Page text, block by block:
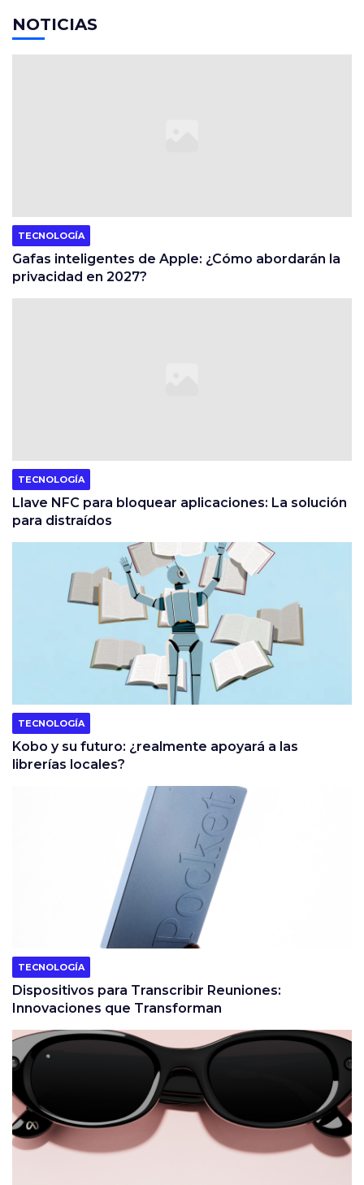
NOTICIAS
TECNOLOGÍA
Gafas inteligentes de Apple: ¿Cómo abordarán la
privacidad en 2027?
TECNOLOGÍA
Llave NFC para bloquear aplicaciones: La solución
para distraídos
TECNOLOGÍA
Kobo y su futuro: ¿realmente apoyará a las
librerías locales?
TECNOLOGÍA
Dispositivos para Transcribir Reuniones:
Innovaciones que Transforman